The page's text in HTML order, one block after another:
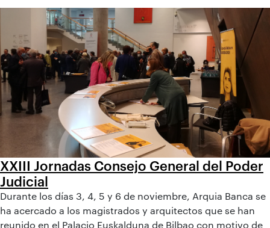
XXIII Jornadas Consejo General del Poder
Judicial
Durante los días 3, 4, 5 y 6 de noviembre, Arquia Banca se
ha acercado a los magistrados y arquitectos que se han
reunido en el Palacio Euskalduna de Bilbao con motivo de